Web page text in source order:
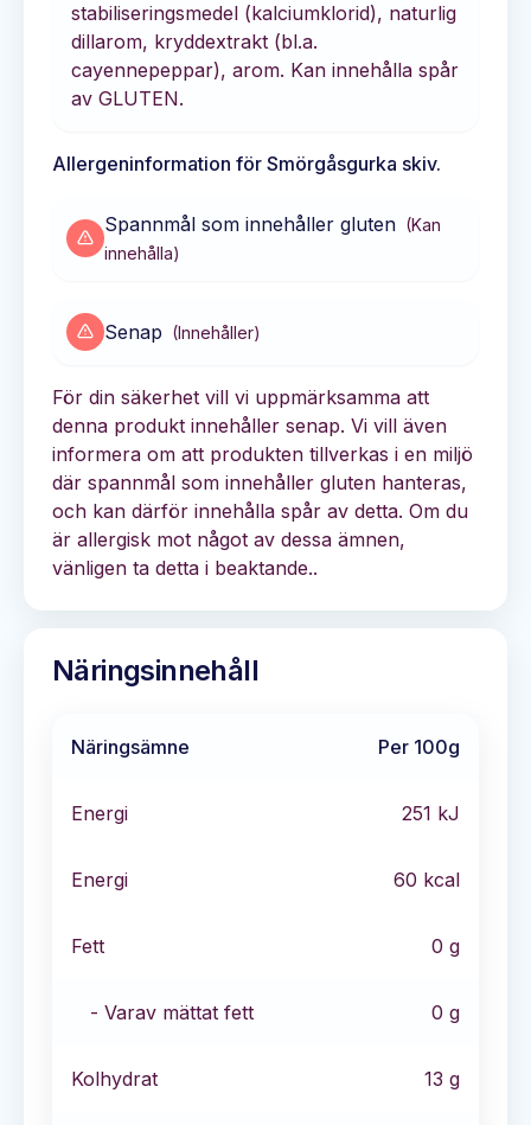
stabiliseringsmedel (kalciumklorid), naturlig
dillarom, kryddextrakt (bl.a.
cayennepeppar), arom. Kan innehålla spår
av GLUTEN.
Allergeninformation för Smörgåsgurka skiv.
Spannmål som innehåller gluten (Kan
innehålla)
Senap (Innehåller)
För din säkerhet vill vi uppmärksamma att
denna produkt innehåller senap. Vi vill även
informera om att produkten tillverkas i en miljö
där spannmål som innehåller gluten hanteras,
och kan därför innehålla spår av detta. Om du
är allergisk mot något av dessa ämnen,
vänligen ta detta i beaktande..
Näringsinnehåll
Näringsämne Per 100g
Energi 251 kJ
Energi 60 kcal
Fett 0 g
- Varav mättat fett 0 g
Kolhydrat 13 g